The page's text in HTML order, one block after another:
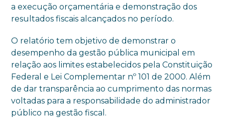
a execução orçamentária e demonstração dos
resultados fiscais alcançados no período.
O relatório tem objetivo de demonstrar o
desempenho da gestão pública municipal em
relação aos limites estabelecidos pela Constituição
Federal e Lei Complementar nº 101 de 2000. Além
de dar transparência ao cumprimento das normas
voltadas para a responsabilidade do administrador
público na gestão fiscal.